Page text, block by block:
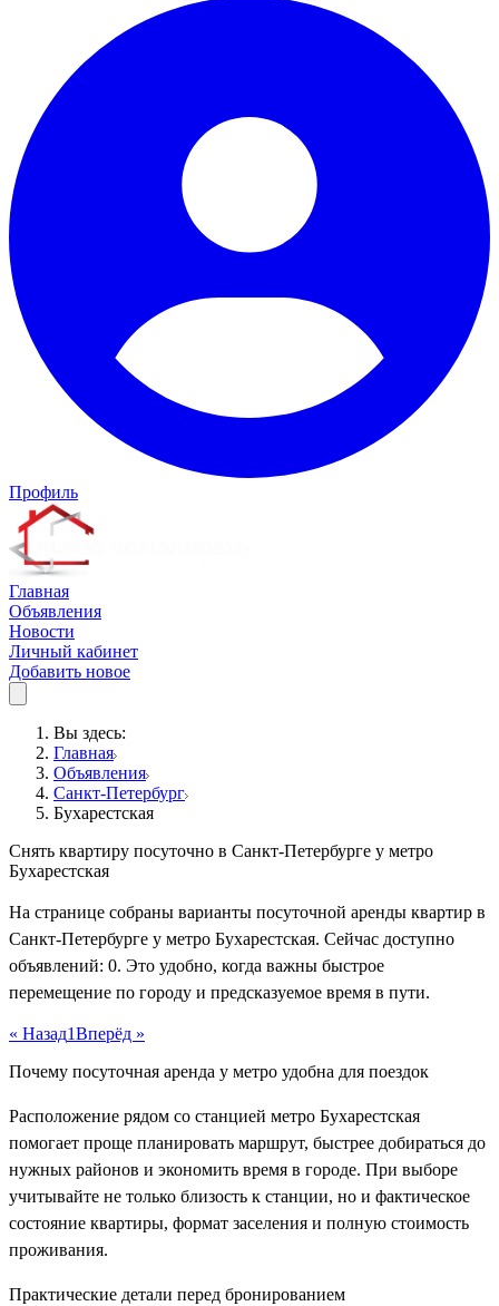
Профиль
Главная
Объявления
Новости
Личный кабинет
Добавить новое
Вы здесь:
Главная
Объявления
Санкт-Петербург
Бухарестская
Снять квартиру посуточно в Санкт-Петербурге у метро
Бухарестская
На странице собраны варианты посуточной аренды квартир в
Санкт-Петербурге у метро Бухарестская. Сейчас доступно
объявлений: 0. Это удобно, когда важны быстрое
перемещение по городу и предсказуемое время в пути.
« Назад1Вперёд »
Почему посуточная аренда у метро удобна для поездок
Расположение рядом со станцией метро Бухарестская
помогает проще планировать маршрут, быстрее добираться до
нужных районов и экономить время в городе. При выборе
учитывайте не только близость к станции, но и фактическое
состояние квартиры, формат заселения и полную стоимость
проживания.
Практические детали перед бронированием